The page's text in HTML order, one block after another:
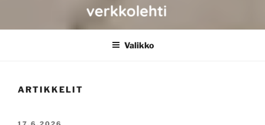
CENTRIA BULLETIN
Valikko
ARTIKKELIT
JULKAISTU